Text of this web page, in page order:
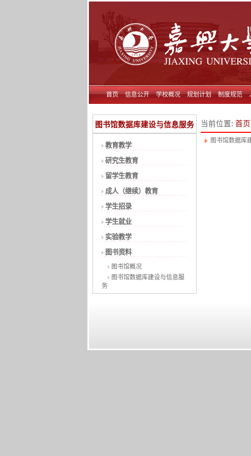
首页 信息公开 学校概况 规划计划 制度规范
图书馆数据库建设与信息服务
教育教学
研究生教育
留学生教育
成人（继续）教育
学生招录
学生就业
实验教学
图书资料
图书馆概况
图书馆数据库建设与信息服
务
当前位置: 首页
图书馆数据库